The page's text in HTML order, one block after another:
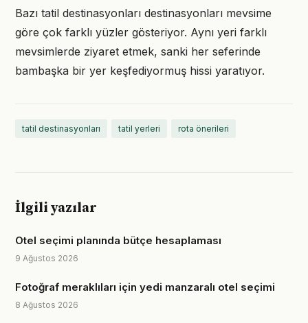
Bazı tatil destinasyonları destinasyonları mevsime
göre çok farklı yüzler gösteriyor. Aynı yeri farklı
mevsimlerde ziyaret etmek, sanki her seferinde
bambaşka bir yer keşfediyormuş hissi yaratıyor.
tatil destinasyonları tatil yerleri rota önerileri
İlgili yazılar
Otel seçimi planında bütçe hesaplaması
9 Ağustos 2026
Fotoğraf meraklıları için yedi manzaralı otel seçimi
8 Ağustos 2026